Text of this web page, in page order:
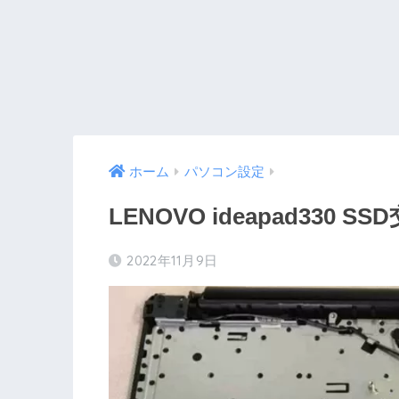
ホーム パソコン設定
LENOVO ideapad330 SSD
2022年11月9日